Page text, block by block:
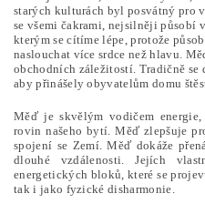
starých kulturách byl posvátný pro
se všemi čakrami, nejsilněji působí
kterým se cítíme lépe, protože
naslouchat více srdce než hlavu.
obchodních záležitostí. Tradičně se
aby přinášely obyvatelům domu
Měď je skvělým vodičem
rovin našeho bytí. Měď zlepšuje
spojení se Zemí. Měď dokáže
dlouhé vzdálenosti. Jejích
energetických bloků, které se
tak i jako fyzické disharmonie.